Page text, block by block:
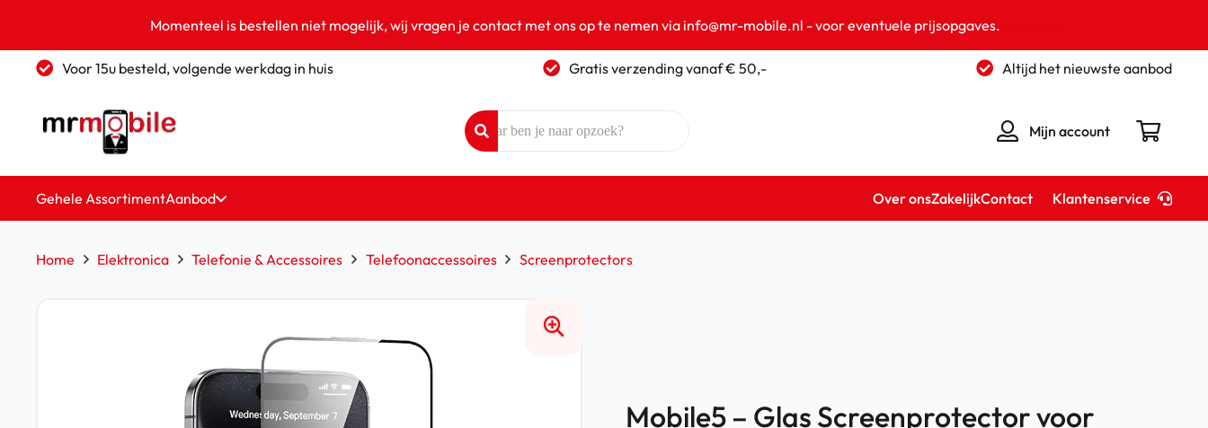
Momenteel is bestellen niet mogelijk, wij vragen je contact met ons op te nemen via info@mr-mobile.nl - voor eventuele prijsopgaves.
Voor 15u besteld, volgende werkdag in huis Gratis verzending vanaf € 50,- Altijd het nieuwste aanbod
Mijn account
Gehele AssortimentAanbod Over onsZakelijkContact Klantenservice
Home Elektronica Telefonie & Accessoires Telefoonaccessoires Screenprotectors
Mobile5 – Glas Screenprotector voor